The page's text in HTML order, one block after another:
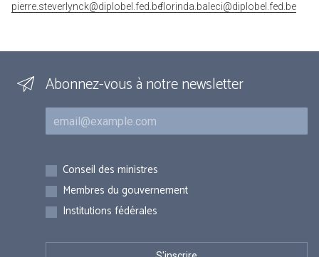
pierre.steverlynck@diplobel.fed.beflorinda.baleci@diplobel.fed.be
Abonnez-vous à notre newsletter
Courriel
Inscriptions
Conseil des ministres
Membres du gouvernement
Institutions fédérales